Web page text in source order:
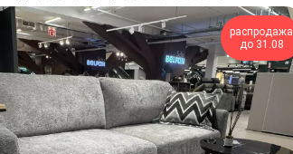
распродажа
до 31.08